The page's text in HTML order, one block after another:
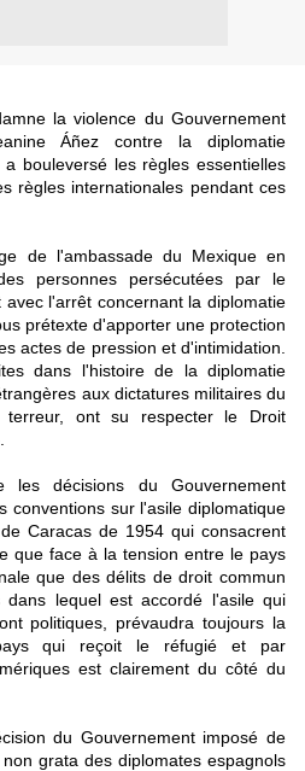
la violence du Gouvernement
Áñez contre la diplomatie
bouleversé les règles essentielles
règles internationales pendant ces
de l'ambassade du Mexique en
personnes persécutées par le
l'arrêt concernant la diplomatie
prétexte d'apporter une protection
actes de pression et d'intimidation.
dans l'histoire de la diplomatie
aux dictatures militaires du
ont su respecter le Droit
les décisions du Gouvernement
conventions sur l'asile diplomatique
Caracas de 1954 qui consacrent
que face à la tension entre le pays
que des délits de droit commun
lequel est accordé l'asile qui
politiques, prévaudra toujours la
qui reçoit le réfugié et par
est clairement du côté du
du Gouvernement imposé de
grata des diplomates espagnols